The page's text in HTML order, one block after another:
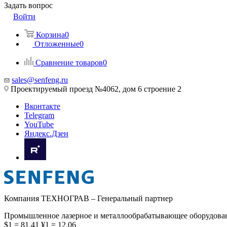
Задать вопрос
Войти
Корзина0
Отложенные0
Сравнение товаров0
sales@senfeng.ru
Проектируемый проезд №4062, дом 6 строение 2
Вконтакте
Telegram
YouTube
Яндекс.Дзен
Компания ТЕХНОГРАВ – Генеральный партнер
Промышленное лазерное и металлообрабатывающее
$1 = 81.41 ¥1 = 12.06